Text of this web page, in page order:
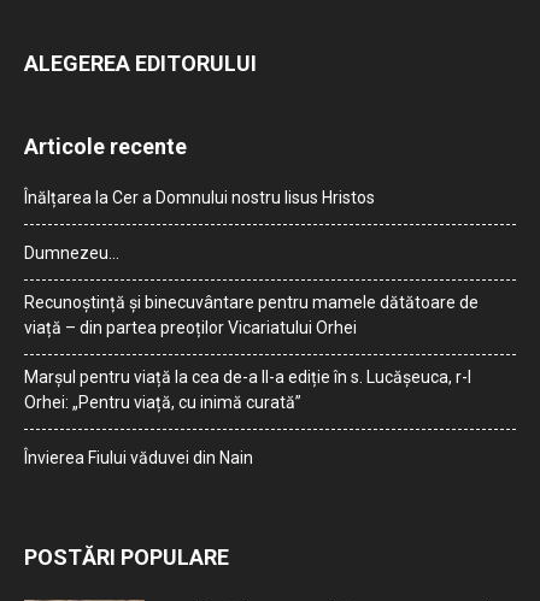
ALEGEREA EDITORULUI
Articole recente
Înălțarea la Cer a Domnului nostru Iisus Hristos
Dumnezeu…
Recunoștință și binecuvântare pentru mamele dătătoare de
viață – din partea preoților Vicariatului Orhei
Marșul pentru viață la cea de-a II-a ediție în s. Lucășeuca, r-l
Orhei: „Pentru viață, cu inimă curată”
Învierea Fiului văduvei din Nain
POSTĂRI POPULARE